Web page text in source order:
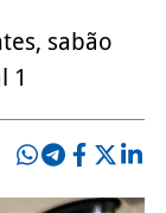
sabão
1